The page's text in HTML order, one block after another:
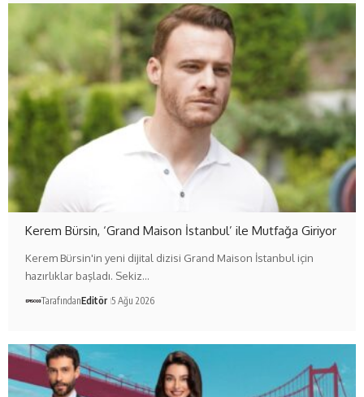
Kerem Bürsin, ‘Grand Maison İstanbul’ ile Mutfağa Giriyor
Kerem Bürsin'in yeni dijital dizisi Grand Maison İstanbul için
hazırlıklar başladı. Sekiz…
TarafındanEditör 5 Ağu 2026